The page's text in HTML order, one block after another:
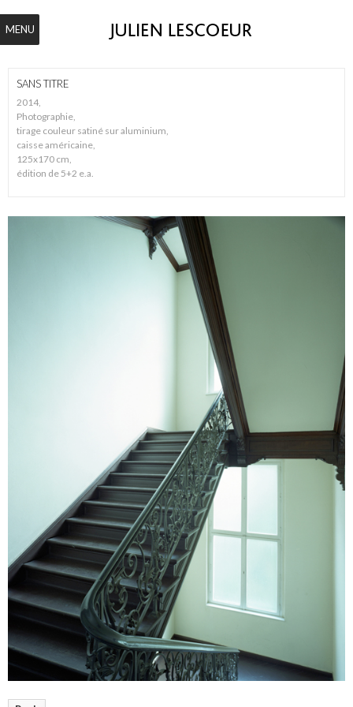
SANS TITRE
2014,
Photographie,
tirage couleur satiné sur aluminium,
caisse américaine,
125x170 cm,
édition de 5+2 e.a.
MENU